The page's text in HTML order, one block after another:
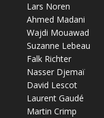
Lars Noren
Ahmed Madani
Wajdi Mouawad
Suzanne Lebeau
Falk Richter
Nasser Djemaï
David Lescot
Laurent Gaudé
Martin Crimp